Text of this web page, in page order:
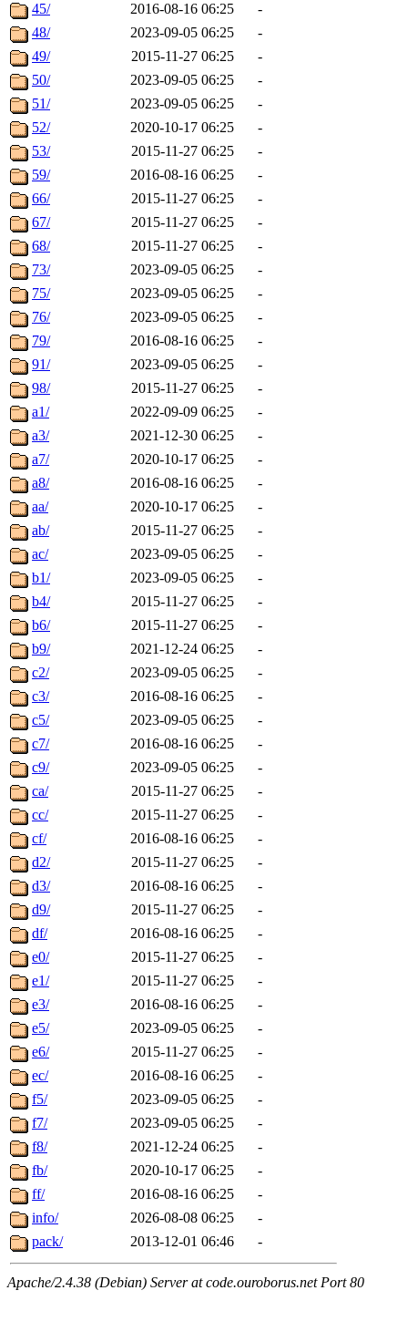
45/
2016-08-16 06:25
-
48/
2023-09-05 06:25
-
49/
2015-11-27 06:25
-
50/
2023-09-05 06:25
-
51/
2023-09-05 06:25
-
52/
2020-10-17 06:25
-
53/
2015-11-27 06:25
-
59/
2016-08-16 06:25
-
66/
2015-11-27 06:25
-
67/
2015-11-27 06:25
-
68/
2015-11-27 06:25
-
73/
2023-09-05 06:25
-
75/
2023-09-05 06:25
-
76/
2023-09-05 06:25
-
79/
2016-08-16 06:25
-
91/
2023-09-05 06:25
-
98/
2015-11-27 06:25
-
a1/
2022-09-09 06:25
-
a3/
2021-12-30 06:25
-
a7/
2020-10-17 06:25
-
a8/
2016-08-16 06:25
-
aa/
2020-10-17 06:25
-
ab/
2015-11-27 06:25
-
ac/
2023-09-05 06:25
-
b1/
2023-09-05 06:25
-
b4/
2015-11-27 06:25
-
b6/
2015-11-27 06:25
-
b9/
2021-12-24 06:25
-
c2/
2023-09-05 06:25
-
c3/
2016-08-16 06:25
-
c5/
2023-09-05 06:25
-
c7/
2016-08-16 06:25
-
c9/
2023-09-05 06:25
-
ca/
2015-11-27 06:25
-
cc/
2015-11-27 06:25
-
cf/
2016-08-16 06:25
-
d2/
2015-11-27 06:25
-
d3/
2016-08-16 06:25
-
d9/
2015-11-27 06:25
-
df/
2016-08-16 06:25
-
e0/
2015-11-27 06:25
-
e1/
2015-11-27 06:25
-
e3/
2016-08-16 06:25
-
e5/
2023-09-05 06:25
-
e6/
2015-11-27 06:25
-
ec/
2016-08-16 06:25
-
f5/
2023-09-05 06:25
-
f7/
2023-09-05 06:25
-
f8/
2021-12-24 06:25
-
fb/
2020-10-17 06:25
-
ff/
2016-08-16 06:25
-
info/
2026-08-08 06:25
-
pack/
2013-12-01 06:46 -
Apache/2.4.38 (Debian) Server at code.ouroborus.net Port 80